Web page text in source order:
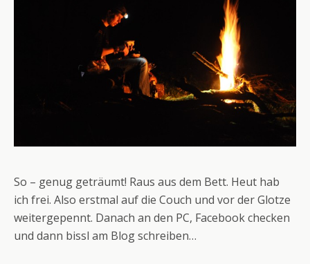
So – genug geträumt! Raus aus dem Bett. Heut hab
ich frei. Also erstmal auf die Couch und vor der Glotze
weitergepennt. Danach an den PC, Facebook checken
und dann bissl am Blog schreiben…